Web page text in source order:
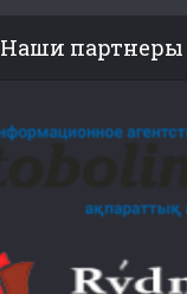
Наши партнеры